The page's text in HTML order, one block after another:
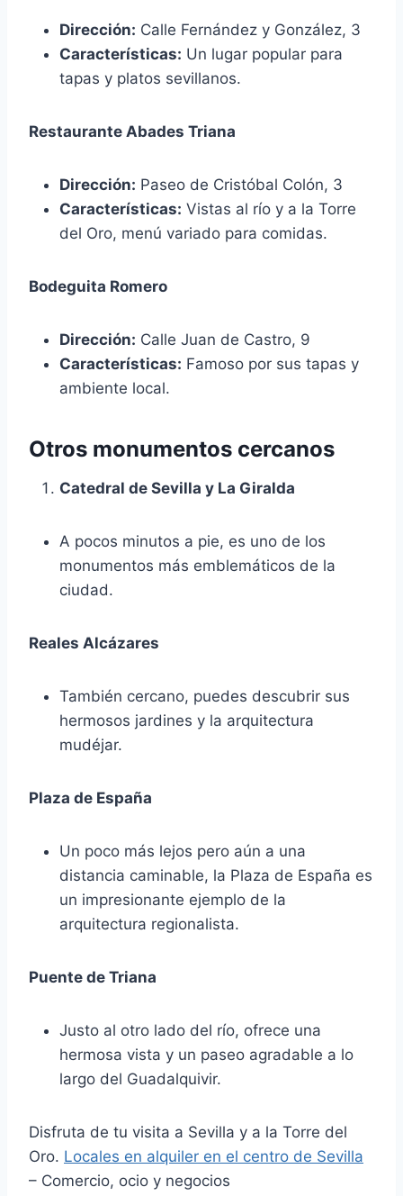
Dirección: Calle Fernández y González, 3
Características: Un lugar popular para
tapas y platos sevillanos.
Restaurante Abades Triana
Dirección: Paseo de Cristóbal Colón, 3
Características: Vistas al río y a la Torre
del Oro, menú variado para comidas.
Bodeguita Romero
Dirección: Calle Juan de Castro, 9
Características: Famoso por sus tapas y
ambiente local.
Otros monumentos cercanos
Catedral de Sevilla y La Giralda
A pocos minutos a pie, es uno de los
monumentos más emblemáticos de la
ciudad.
Reales Alcázares
También cercano, puedes descubrir sus
hermosos jardines y la arquitectura
mudéjar.
Plaza de España
Un poco más lejos pero aún a una
distancia caminable, la Plaza de España es
un impresionante ejemplo de la
arquitectura regionalista.
Puente de Triana
Justo al otro lado del río, ofrece una
hermosa vista y un paseo agradable a lo
largo del Guadalquivir.
Disfruta de tu visita a Sevilla y a la Torre del
Oro. Locales en alquiler en el centro de Sevilla
– Comercio, ocio y negocios